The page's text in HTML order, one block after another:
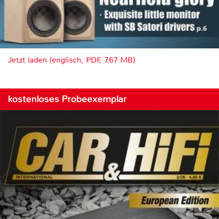
Jetzt laden (englisch, PDF, 7.67 MB)
kostenloses Probeexemplar